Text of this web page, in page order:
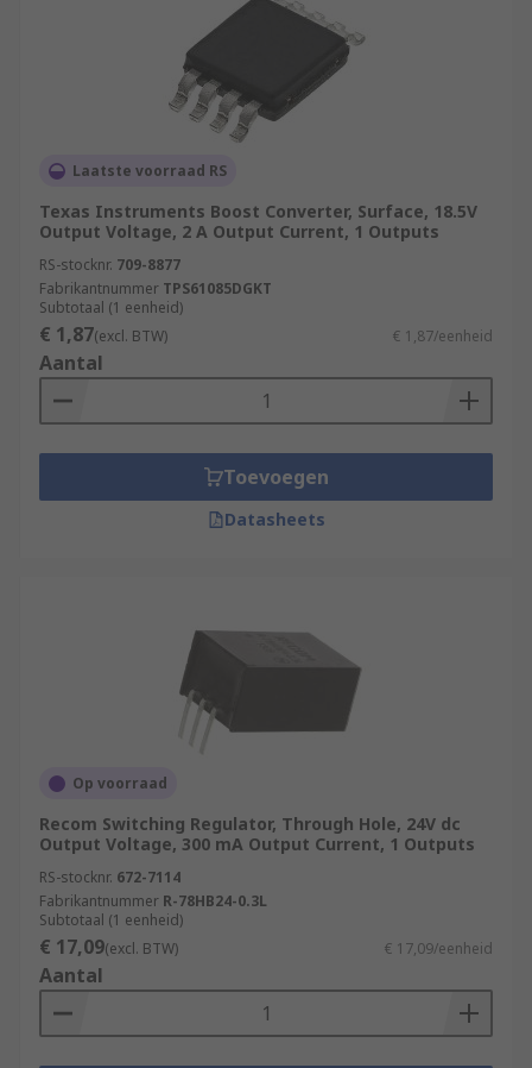
Laatste voorraad RS
Texas Instruments Boost Converter, Surface, 18.5V
Output Voltage, 2 A Output Current, 1 Outputs
RS-stocknr. 709-8877
Fabrikantnummer TPS61085DGKT
Subtotaal (1 eenheid)
€ 1,87(excl. BTW) € 1,87/eenheid
Aantal
Toevoegen
Datasheets
Op voorraad
Recom Switching Regulator, Through Hole, 24V dc
Output Voltage, 300 mA Output Current, 1 Outputs
RS-stocknr. 672-7114
Fabrikantnummer R-78HB24-0.3L
Subtotaal (1 eenheid)
€ 17,09(excl. BTW) € 17,09/eenheid
Aantal